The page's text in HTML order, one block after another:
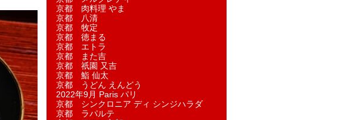
京都 肉料理 やま
京都 八清
京都 牧定
京都 徳まる
京都 エトラ
京都 また吉
京都 祇園 又吉
京都 鮨 仙太
京都 うどん えんどう
2022年9月 Paris パリ
京都 シンクロニア ディ シンジハラダ
京都 ラパルテ